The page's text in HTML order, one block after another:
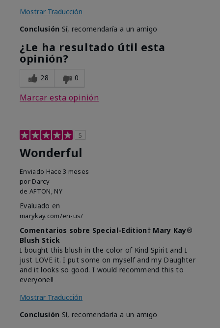
Mostrar Traducción
Conclusión Sí, recomendaría a un amigo
¿Le ha resultado útil esta
opinión?
28 0
Marcar esta opinión
5
Wonderful
Enviado Hace 3 meses
por Darcy
de AFTON, NY
Evaluado en
marykay.com/en-us/
Comentarios sobre Special-Edition† Mary Kay®
Blush Stick
I bought this blush in the color of Kind Spirit and I
just LOVE it. I put some on myself and my Daughter
and it looks so good. I would recommend this to
everyone!!
Mostrar Traducción
Conclusión Sí, recomendaría a un amigo